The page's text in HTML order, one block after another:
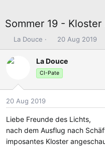
Sommer 19 -
E
r
s
l
l
e
r
La Douce
E
r
s
t
e
l
t
a
m
20 Aug 2019
La Douce
CI-Pate
20 Aug 2019
Liebe Freunde des Lichts,
nach dem Ausflug nach
imposantes Kloster